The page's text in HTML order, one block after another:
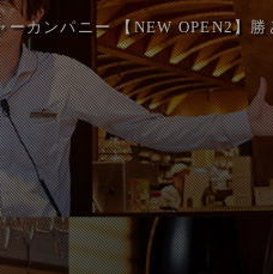
ーカンパニー 【NEW OPEN2】